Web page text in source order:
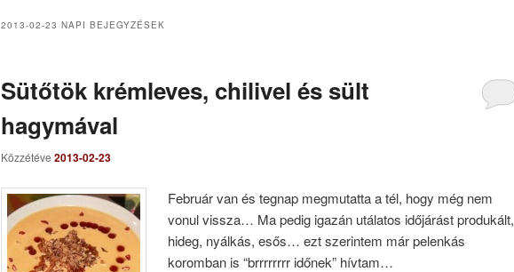
2013-02-23 NAPI BEJEGYZÉSEK
Sütőtök krémleves, chilivel és sült
hagymával
Közzétéve 2013-02-23
Február van és tegnap megmutatta a tél, hogy még nem
vonul vissza… Ma pedig igazán utálatos időjárást produkált,
hideg, nyálkás, esős… ezt szerintem már pelenkás
koromban is “brrrrrrrr időnek” hívtam…